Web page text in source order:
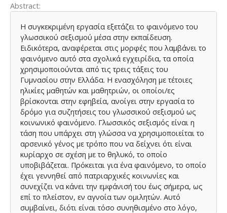
Abstract
Η συγκεκριμένη εργασία εξετάζει το φαινόμενο του
γλωσσικού σεξισμού μέσα στην εκπαίδευση.
Ειδικότερα, αναφέρεται στις μορφές που λαμβάνει το
φαινόμενο αυτό στα σχολικά εγχειρίδια, τα οποία
χρησιμοποιούνται από τις τρεις τάξεις του
Γυμνασίου στην Ελλάδα. Η ενασχόληση με τέτοιες
ηλικίες μαθητών και μαθητριών, οι οποίοι/ες
βρίσκονται στην εφηβεία, ανοίγει στην εργασία το
δρόμο για συζητήσεις του γλωσσικού σεξισμού ως
κοινωνικό φαινόμενο. Γλωσσικός σεξισμός είναι η
τάση που υπάρχει στη γλώσσα να χρησιμοποιείται το
αρσενικό γένος με τρόπο που να δείχνει ότι είναι
κυρίαρχο σε σχέση με το θηλυκό, το οποίο
υποβιβάζεται. Πρόκειται για ένα φαινόμενο, το οποίο
έχει γεννηθεί από πατριαρχικές κοινωνίες και
συνεχίζει να κάνει την εμφάνισή του έως σήμερα, ως
επί το πλείστον, εν αγνοία των ομιλητών. Αυτό
συμβαίνει, διότι είναι τόσο συνηθισμένο στο λόγο,